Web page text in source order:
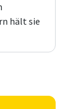
hält sie